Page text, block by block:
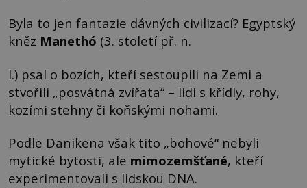
Byla to jen fantazie dávných civilizací? Egyptský
kněz Manethó (3. století př. n.
l.) psal o bozích, kteří sestoupili na Zemi a
stvořili „posvátná zvířata“ – lidi s křídly, rohy,
kozími stehny či koňskými nohami.
Podle Dänikena však tito „bohové“ nebyli
mytické bytosti, ale mimozemšťané, kteří
experimentovali s lidskou DNA.